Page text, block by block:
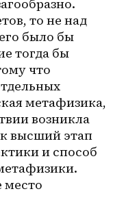
то не над
было бы
тогда бы
что
метафизика,
возникла
высший этап
и способ
место